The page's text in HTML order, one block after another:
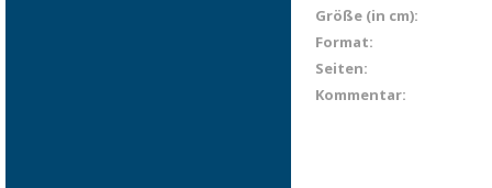
Größe (in cm):
Format:
Seiten:
Kommentar: